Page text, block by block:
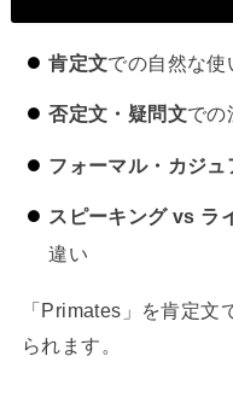
肯定文での自然な使
否定文・疑問文での
フォーマル・カジュ
スピーキング vs ラ
違い
「Primates」を肯定
られます。